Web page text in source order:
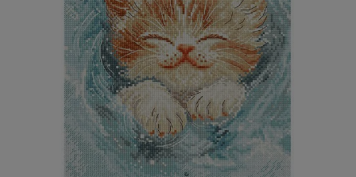
会員規約について
特定商取引法について
個人情報取り扱いについて
閉じる